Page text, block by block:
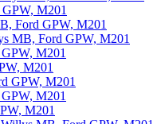
M201
Ford GPW, M201
MB, Ford GPW, M201
M201
M201
GPW, M201
M201
M201